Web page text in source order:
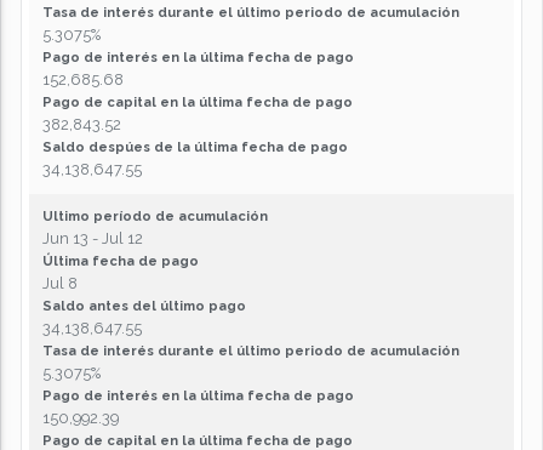
Tasa de interés durante el último periodo de acumulación
5.3075%
Pago de interés en la última fecha de pago
152,685.68
Pago de capital en la última fecha de pago
382,843.52
Saldo despúes de la última fecha de pago
34,138,647.55
Ultimo período de acumulación
Jun 13 - Jul 12
Última fecha de pago
Jul 8
Saldo antes del último pago
34,138,647.55
Tasa de interés durante el último periodo de acumulación
5.3075%
Pago de interés en la última fecha de pago
150,992.39
Pago de capital en la última fecha de pago